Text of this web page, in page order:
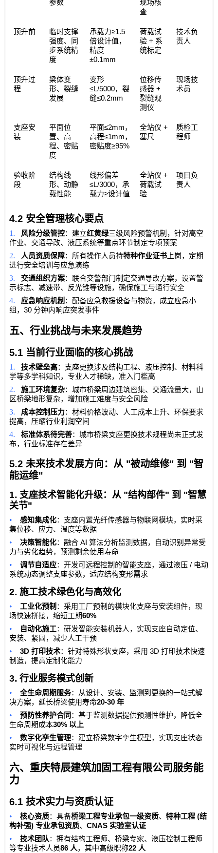
参数
现场核
查
顶升前
临时支撑
强度、同
步系统精
度
承载力≥1.5
倍设计值，
精度
±0.1mm
荷载试
验+ 系
统标定
技术负
责人
顶升过
程
梁体变
形、裂缝
发展
变形
≤L/5000，裂
缝≤0.2mm
位移传
感器+
裂缝观
测仪
现场技
术员
支座安
装
平面位
置、高
程、密贴
度
平面≤2mm，
高程≤1mm，
密贴度≥95%
全站仪 +
塞尺
质检工
程师
验收阶
段
结构线
形、动静
载性能
线形偏差
≤L/3000，承
载力≥设计值
全站仪 +
荷载试
验
项目负
责人
4.2 安全管理核心要点
1. 风险分级管控：建立红黄绿三级风险预警机制，针对高空
作业、交通导改、液压系统等重点环节制定专项预案
2. 人员资质保障：所有操作人员持特种作业证书上岗，定期
进行安全培训与应急演练
3. 交通组织方案：联合交警部门制定交通导改方案，设置警
示标志、减速带、反光锥等设施，确保施工与通行安全
4. 应急响应机制 ：配备应急救援设备与物资，成立应急小
组，30分钟内响应突发事件
五、行业挑战与未来发展趋势
5.1 当前行业面临的核心挑战
1. 技术壁垒高：支座更换涉及结构工程、液压控制、材料科
学等多学科知识，专业人才稀缺，准入门槛高
2. 施工环境复杂：城市桥梁周边建筑密集、交通流量大，山
区桥梁地形复杂，增加施工难度与安全风险
3. 成本控制压力：材料价格波动、人工成本上升、环保要求
提高，压缩行业利润空间
4. 标准体系待完善：城市桥梁支座更换技术规程尚未正式发
布，行业标准存在差异
5.2未来技术发展方向：从 "被动维修" 到 "智
能运维"
1.支座技术智能化升级：从 "结构部件" 到 "智慧
关节"
• 感知集成化：支座内置光纤传感器与物联网模块，实时采
集位移、应力、温度等数据
• 决策智能化：融合 AI算法分析监测数据，自动识别异常受
力与劣化趋势，预测剩余使用寿命
• 调节自适应：开发可远程控制的智能支座，通过液压 / 电动
系统动态调整支座参数，适应结构变形需求
2.施工技术绿色化与高效化
• 工业化预制 ：采用工厂预制的模块化支座与安装组件，现
场快速拼接，缩短工期60%
•
自动化施工：研发智能安装机器人，实现支座自动定位、
安装、紧固，减少人工干预
• 3D打印技术：针对特殊形状支座，采用 3D打印技术快速
制造，提高定制化能力
3.行业服务模式创新
• 全生命周期服务：从设计、安装、监测到更换的一站式解
决方案，延长桥梁使用寿命20-30年
• 预防性养护合同 ：基于监测数据提供预测性维护，降低全
生命周期成本30% 以上
• 数字化孪生管理：建立桥梁数字孪生模型，实现支座状态
实时可视化与远程管理
六、 重庆特辰建筑加固工程有限公司 服务能
力
6.1技术实力与资质认证
• 核心资质：具备桥梁工程专业承包一级资质、特种工程 (结
构补强)专业承包资质、CNAS 实验室认证
• 技术团队：拥有结构工程师、桥梁专家、液压控制工程师
等专业技术人员86人，其中高级职称22人